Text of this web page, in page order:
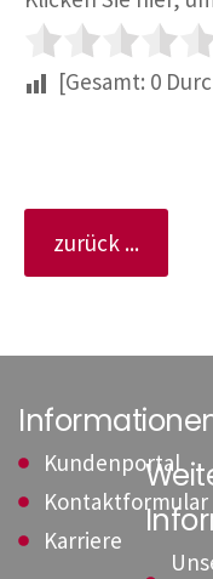
[Gesamt: 0
zurück ...
Kundenportal
Kontaktformular
Karriere